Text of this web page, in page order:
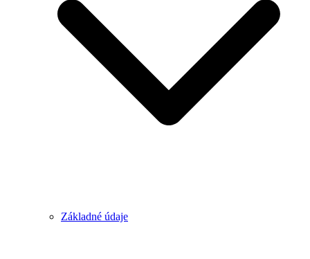
Základné údaje